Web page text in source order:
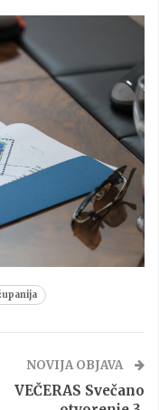
NOVIJA OBJAVA
VEČERAS Svečano